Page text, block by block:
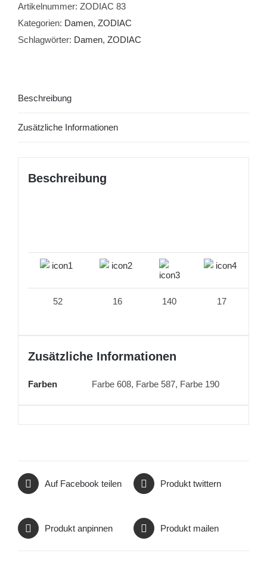
Artikelnummer: ZODIAC 83
Kategorien: Damen, ZODIAC
Schlagwörter: Damen, ZODIAC
Beschreibung
Zusätzliche Informationen
Beschreibung
52 16 140 17
Zusätzliche Informationen
Farben Farbe 608, Farbe 587, Farbe 190
Auf Facebook teilen Produkt twittern
Produkt anpinnen Produkt mailen